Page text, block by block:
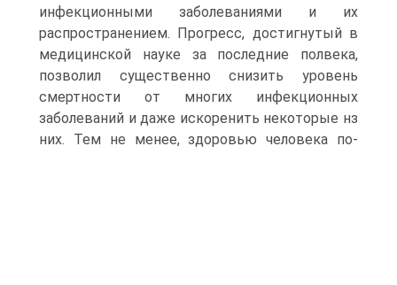
инфекционными заболеваниями и их
распространением. Прогресс, достигнутый в
медицинской науке за последние полвека,
позволил существенно снизить уровень
смертности от многих инфекционных
заболеваний и даже искоренить некоторые нз
них. Тем не менее, здоровью человека по-